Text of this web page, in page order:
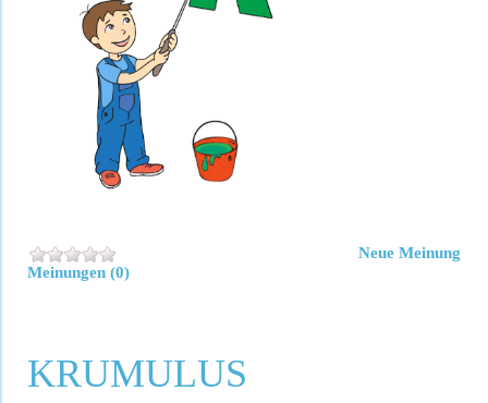
Meinungen (0)
Neue Meinung
KRUMULUS